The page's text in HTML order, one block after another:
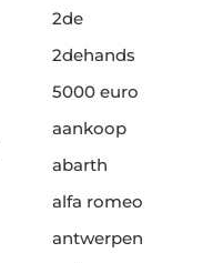
2de
2dehands
5000 euro
aankoop
abarth
alfa romeo
antwerpen